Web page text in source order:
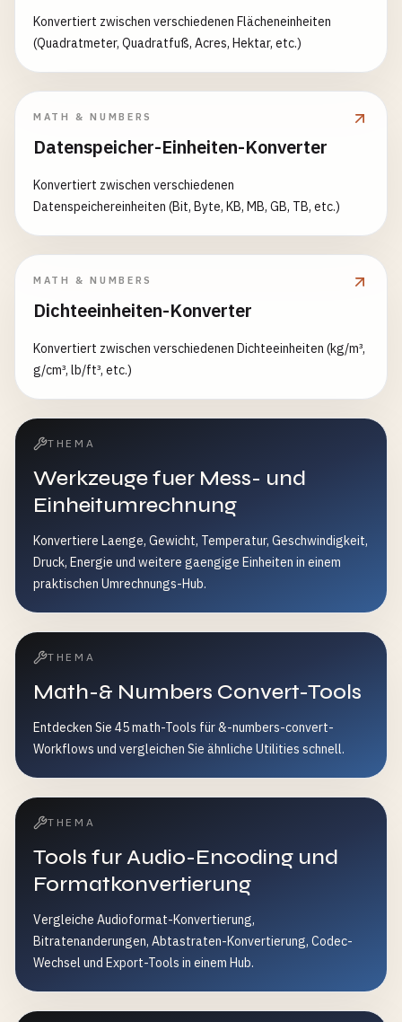
Konvertiert zwischen verschiedenen Flächeneinheiten
(Quadratmeter, Quadratfuß, Acres, Hektar, etc.)
MATH & NUMBERS
Datenspeicher-Einheiten-Konverter
Konvertiert zwischen verschiedenen
Datenspeichereinheiten (Bit, Byte, KB, MB, GB, TB, etc.)
MATH & NUMBERS
Dichteeinheiten-Konverter
Konvertiert zwischen verschiedenen Dichteeinheiten (kg/m³,
g/cm³, lb/ft³, etc.)
THEMA
Werkzeuge fuer Mess- und
Einheitumrechnung
Konvertiere Laenge, Gewicht, Temperatur, Geschwindigkeit,
Druck, Energie und weitere gaengige Einheiten in einem
praktischen Umrechnungs-Hub.
THEMA
Math-& Numbers Convert-Tools
Entdecken Sie 45 math-Tools für &-numbers-convert-
Workflows und vergleichen Sie ähnliche Utilities schnell.
THEMA
Tools fur Audio-Encoding und
Formatkonvertierung
Vergleiche Audioformat-Konvertierung,
Bitratenanderungen, Abtastraten-Konvertierung, Codec-
Wechsel und Export-Tools in einem Hub.